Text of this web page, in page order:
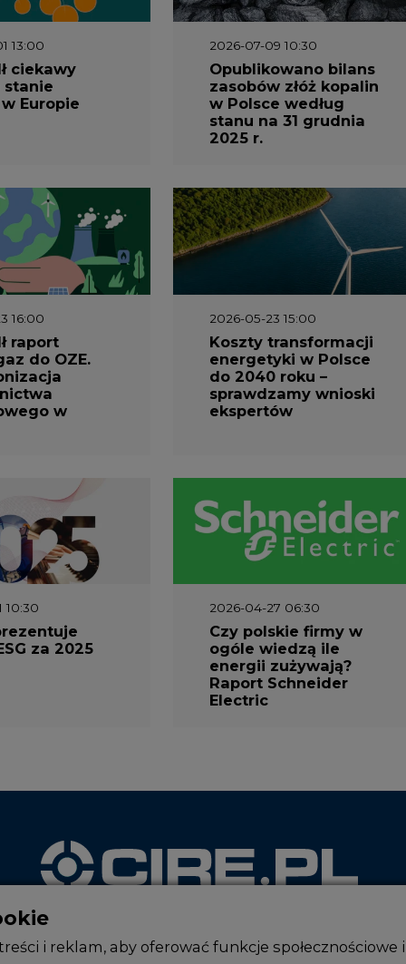
13:00
ciekawy
stanie
Europie
2026-07-09 10:30
Opublikowano bilans
zasobów złóż kopalin
w Polsce według
stanu na 31 grudnia
2025 r.
16:00
raport
do OZE.
w
2026-05-23 15:00
Koszty transformacji
energetyki w Polsce
do 2040 roku –
sprawdzamy wnioski
ekspertów
10:30
za 2025
2026-04-27 06:30
Czy polskie firmy w
ogóle wiedzą ile
energii zużywają?
Raport Schneider
Electric
i reklam, aby oferować funkcje